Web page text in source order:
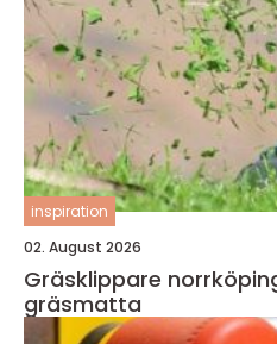
inspiration
02. August 2026
Gräsklippare norrköping rätt maskin,
gräsmatta